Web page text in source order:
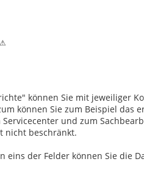
⚠
können Sie mit jeweiliger
können Sie zum Beispiel das
und zum
nicht beschränkt.
eins der Felder können Sie die